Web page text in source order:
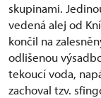
skupinami.
vedená alej od
končil na
odlišenou
tekoucí voda,
zachoval tzv.